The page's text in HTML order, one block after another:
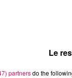
Le
partnersdo the